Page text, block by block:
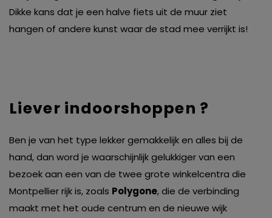
Dikke kans dat je een halve fiets uit de muur ziet
hangen of andere kunst waar de stad mee verrijkt is!
Liever indoorshoppen ?
Ben je van het type lekker gemakkelijk en alles bij de
hand, dan word je waarschijnlijk gelukkiger van een
bezoek aan een van de twee grote winkelcentra die
Montpellier rijk is, zoals Polygone, die de verbinding
maakt met het oude centrum en de nieuwe wijk